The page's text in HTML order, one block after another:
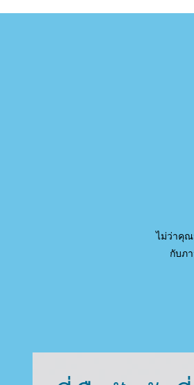
ไม่ว่าคุณ
กับภ